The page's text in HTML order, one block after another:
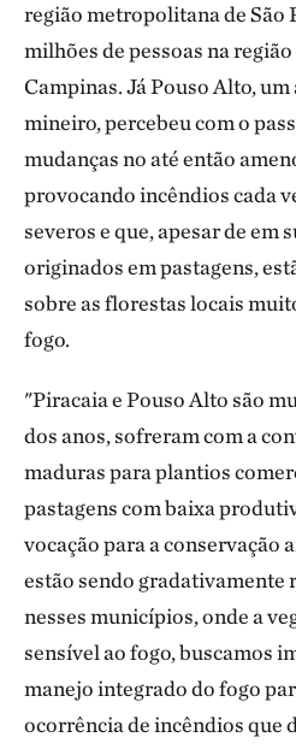
região metropolitana de São
milhões de pessoas na
Campinas. Já Pouso Alto,
mineiro, percebeu com o
mudanças no até então
provocando incêndios cada
severos e que, apesar de em
originados em pastagens,
sobre as florestas locais
fogo.
"Piracaia e Pouso Alto são
dos anos, sofreram com a
maduras para plantios
pastagens com baixa
vocação para a conservação
estão sendo gradativamente
nesses municípios, onde a
sensível ao fogo, buscamos
manejo integrado do fogo
ocorrência de incêndios que